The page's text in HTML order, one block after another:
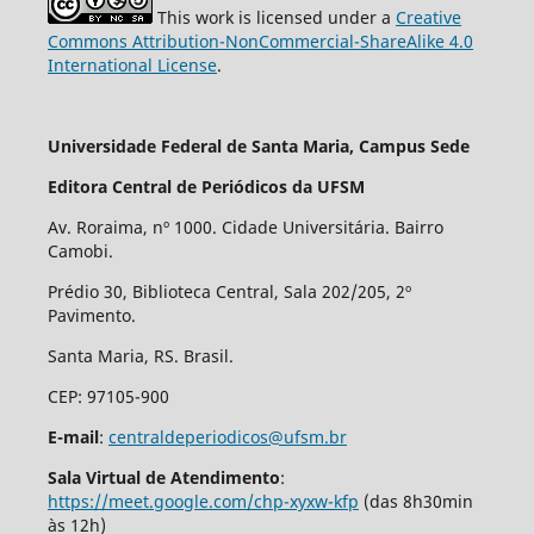
This work is licensed under a Creative
Commons Attribution-NonCommercial-ShareAlike 4.0
International License.
Universidade Federal de Santa Maria, Campus Sede
Editora Central de Periódicos da UFSM
Av. Roraima, nº 1000. Cidade Universitária. Bairro
Camobi.
Prédio 30, Biblioteca Central, Sala 202/205, 2º
Pavimento.
Santa Maria, RS. Brasil.
CEP: 97105-900
E-mail: centraldeperiodicos@ufsm.br
Sala Virtual de Atendimento:
https://meet.google.com/chp-xyxw-kfp (das 8h30min
às 12h)